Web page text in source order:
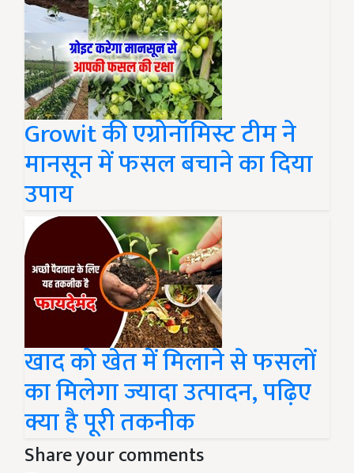
Growit की एग्रोनॉमिस्ट टीम ने
मानसून में फसल बचाने का दिया
उपाय
खाद को खेत में मिलाने से फसलों
का मिलेगा ज्यादा उत्पादन, पढ़िए
क्या है पूरी तकनीक
Share your comments